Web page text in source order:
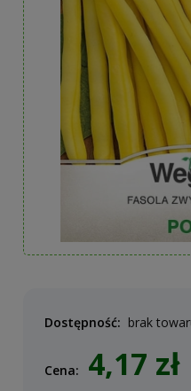
Dostępność: brak
Cena: 4,17 zł